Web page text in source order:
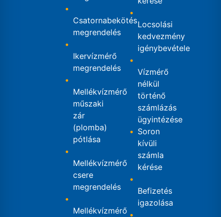
Csatornabekötés
megrendelés
Ikervízmérő
megrendelés
Mellékvízmérő
műszaki
zár
(plomba)
pótlása
Mellékvízmérő
csere
megrendelés
Mellékvízmérő
Locsolási
kedvezmény
igénybevétele
Vízmérő
nélkül
történő
számlázás
ügyintézése
Soron
kívüli
számla
kérése
Befizetés
igazolása